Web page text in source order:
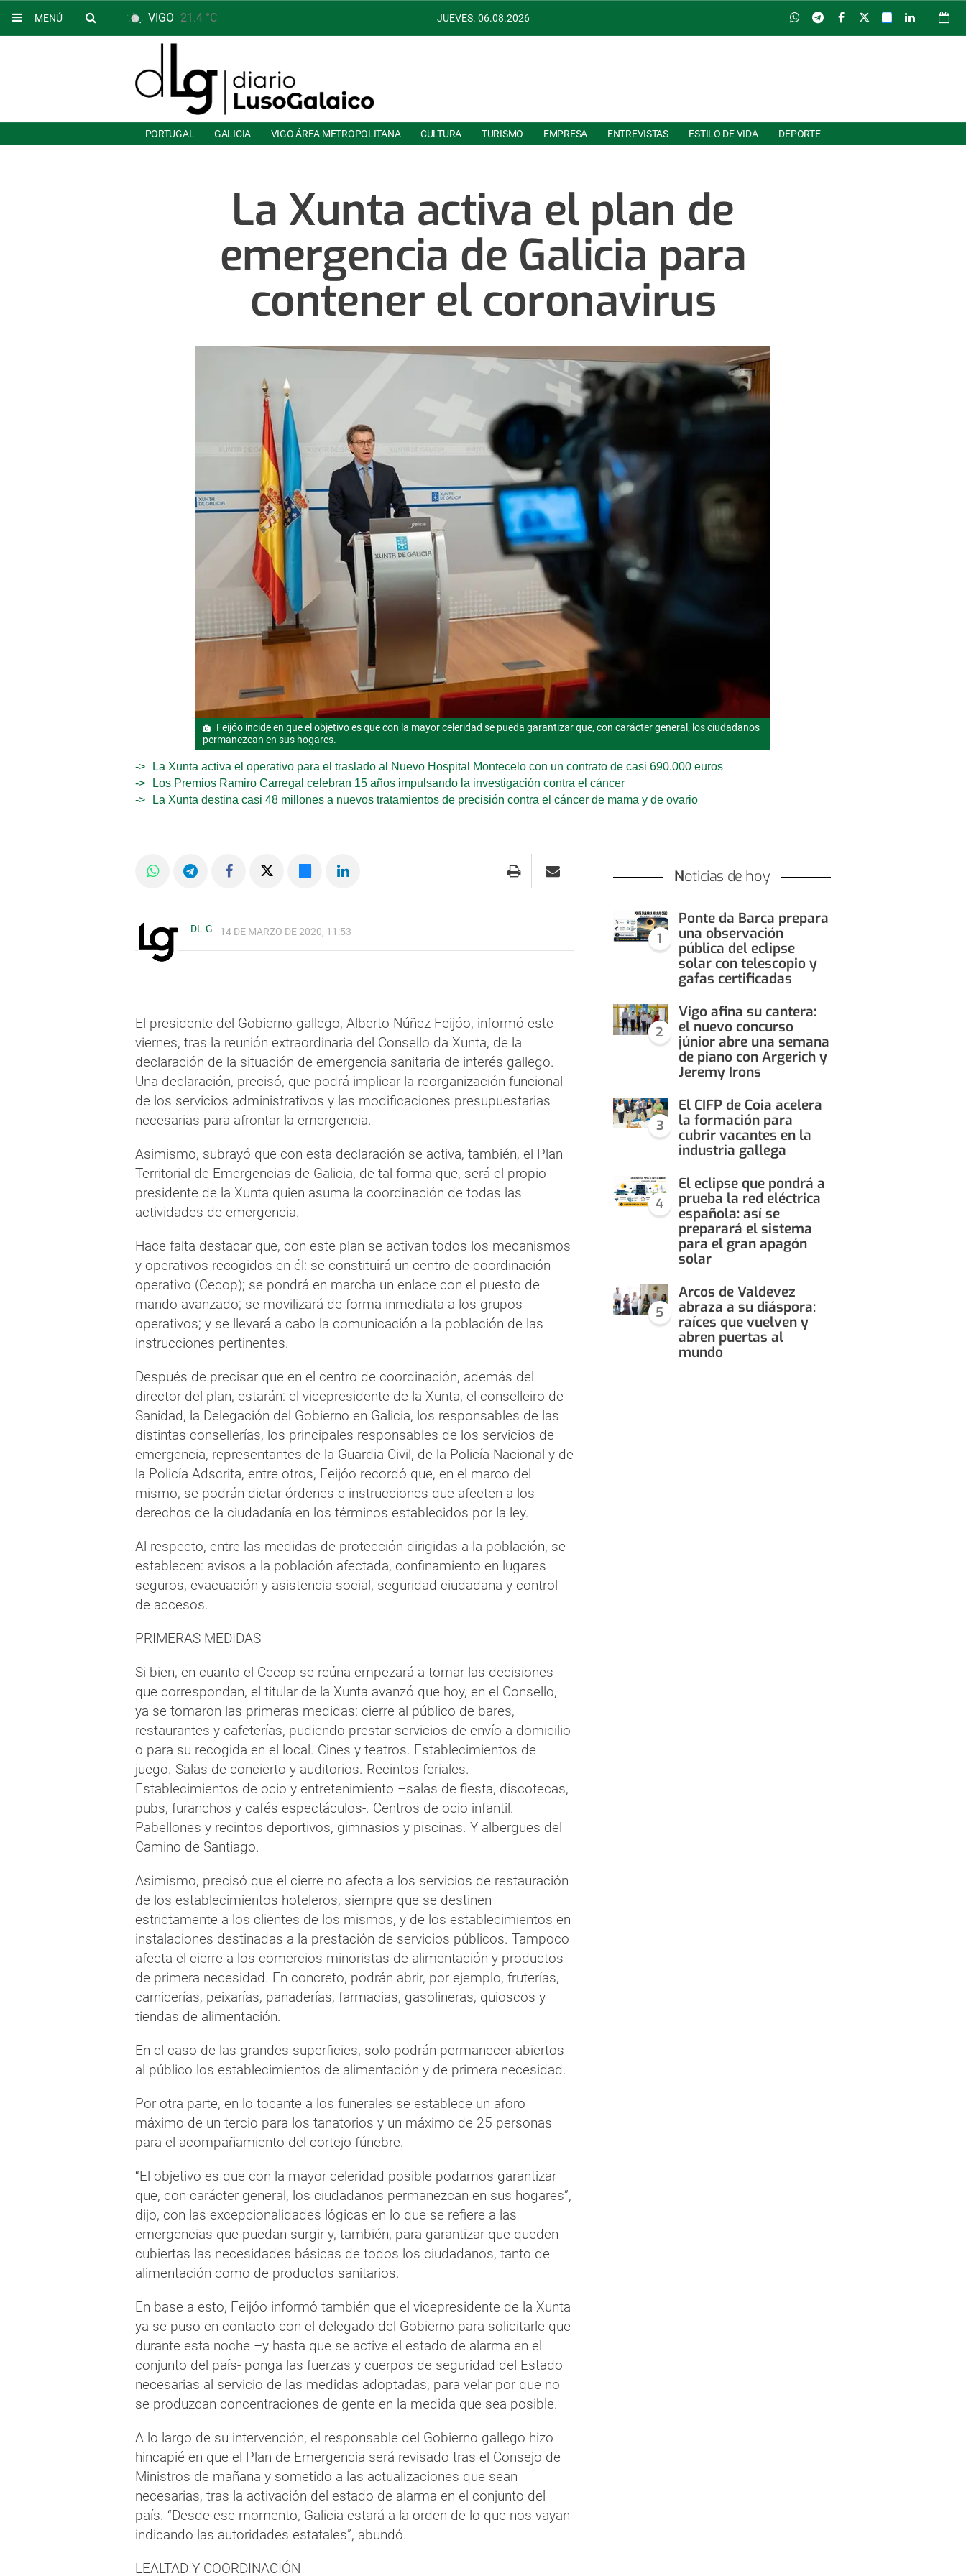
MENÚ VIGO 21.4 °C JUEVES. 06.08.2026
PORTUGAL GALICIA VIGO ÁREA METROPOLITANA CULTURA TURISMO EMPRESA ENTREVISTAS ESTILO DE VIDA DEPORTE
La Xunta activa el plan de
emergencia de Galicia para
contener el coronavirus
Feijóo incide en que el objetivo es que con la mayor celeridad se pueda garantizar que, con carácter general, los ciudadanos
permanezcan en sus hogares.
La Xunta activa el operativo para el traslado al Nuevo Hospital Montecelo con un contrato de casi 690.000 euros
Los Premios Ramiro Carregal celebran 15 años impulsando la investigación contra el cáncer
La Xunta destina casi 48 millones a nuevos tratamientos de precisión contra el cáncer de mama y de ovario
DL-G 14 DE MARZO DE 2020, 11:53
El presidente del Gobierno gallego, Alberto Núñez Feijóo, informó este
viernes, tras la reunión extraordinaria del Consello da Xunta, de la
declaración de la situación de emergencia sanitaria de interés gallego.
Una declaración, precisó, que podrá implicar la reorganización funcional
de los servicios administrativos y las modificaciones presupuestarias
necesarias para afrontar la emergencia.
Asimismo, subrayó que con esta declaración se activa, también, el Plan
Territorial de Emergencias de Galicia, de tal forma que, será el propio
presidente de la Xunta quien asuma la coordinación de todas las
actividades de emergencia.
Hace falta destacar que, con este plan se activan todos los mecanismos
y operativos recogidos en él: se constituirá un centro de coordinación
operativo (Cecop); se pondrá en marcha un enlace con el puesto de
mando avanzado; se movilizará de forma inmediata a los grupos
operativos; y se llevará a cabo la comunicación a la población de las
instrucciones pertinentes.
Después de precisar que en el centro de coordinación, además del
director del plan, estarán: el vicepresidente de la Xunta, el conselleiro de
Sanidad, la Delegación del Gobierno en Galicia, los responsables de las
distintas consellerías, los principales responsables de los servicios de
emergencia, representantes de la Guardia Civil, de la Policía Nacional y de
la Policía Adscrita, entre otros, Feijóo recordó que, en el marco del
mismo, se podrán dictar órdenes e instrucciones que afecten a los
derechos de la ciudadanía en los términos establecidos por la ley.
Al respecto, entre las medidas de protección dirigidas a la población, se
establecen: avisos a la población afectada, confinamiento en lugares
seguros, evacuación y asistencia social, seguridad ciudadana y control
de accesos.
PRIMERAS MEDIDAS
Si bien, en cuanto el Cecop se reúna empezará a tomar las decisiones
que correspondan, el titular de la Xunta avanzó que hoy, en el Consello,
ya se tomaron las primeras medidas: cierre al público de bares,
restaurantes y cafeterías, pudiendo prestar servicios de envío a domicilio
o para su recogida en el local. Cines y teatros. Establecimientos de
juego. Salas de concierto y auditorios. Recintos feriales.
Establecimientos de ocio y entretenimiento –salas de fiesta, discotecas,
pubs, furanchos y cafés espectáculos-. Centros de ocio infantil.
Pabellones y recintos deportivos, gimnasios y piscinas. Y albergues del
Camino de Santiago.
Asimismo, precisó que el cierre no afecta a los servicios de restauración
de los establecimientos hoteleros, siempre que se destinen
estrictamente a los clientes de los mismos, y de los establecimientos en
instalaciones destinadas a la prestación de servicios públicos. Tampoco
afecta el cierre a los comercios minoristas de alimentación y productos
de primera necesidad. En concreto, podrán abrir, por ejemplo, fruterías,
carnicerías, peixarías, panaderías, farmacias, gasolineras, quioscos y
tiendas de alimentación.
En el caso de las grandes superficies, solo podrán permanecer abiertos
al público los establecimientos de alimentación y de primera necesidad.
Por otra parte, en lo tocante a los funerales se establece un aforo
máximo de un tercio para los tanatorios y un máximo de 25 personas
para el acompañamiento del cortejo fúnebre.
“El objetivo es que con la mayor celeridad posible podamos garantizar
que, con carácter general, los ciudadanos permanezcan en sus hogares”,
dijo, con las excepcionalidades lógicas en lo que se refiere a las
emergencias que puedan surgir y, también, para garantizar que queden
cubiertas las necesidades básicas de todos los ciudadanos, tanto de
alimentación como de productos sanitarios.
En base a esto, Feijóo informó también que el vicepresidente de la Xunta
ya se puso en contacto con el delegado del Gobierno para solicitarle que
durante esta noche –y hasta que se active el estado de alarma en el
conjunto del país- ponga las fuerzas y cuerpos de seguridad del Estado
necesarias al servicio de las medidas adoptadas, para velar por que no
se produzcan concentraciones de gente en la medida que sea posible.
A lo largo de su intervención, el responsable del Gobierno gallego hizo
hincapié en que el Plan de Emergencia será revisado tras el Consejo de
Ministros de mañana y sometido a las actualizaciones que sean
necesarias, tras la activación del estado de alarma en el conjunto del
país. “Desde ese momento, Galicia estará a la orden de lo que nos vayan
indicando las autoridades estatales”, abundó.
LEALTAD Y COORDINACIÓN
Noticias de hoy
1
Ponte da Barca prepara
una observación
pública del eclipse
solar con telescopio y
gafas certificadas
2
Vigo afina su cantera:
el nuevo concurso
júnior abre una semana
de piano con Argerich y
Jeremy Irons
3
El CIFP de Coia acelera
la formación para
cubrir vacantes en la
industria gallega
4
El eclipse que pondrá a
prueba la red eléctrica
española: así se
preparará el sistema
para el gran apagón
solar
5
Arcos de Valdevez
abraza a su diáspora:
raíces que vuelven y
abren puertas al
mundo